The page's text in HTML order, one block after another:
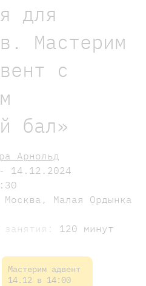
для
Мастерим
c
бал»
Арнольд
14.12.2024
Москва, Малая Ордынка
занятия: 120 минут
Мастерим адвент
14.12 в 14:00